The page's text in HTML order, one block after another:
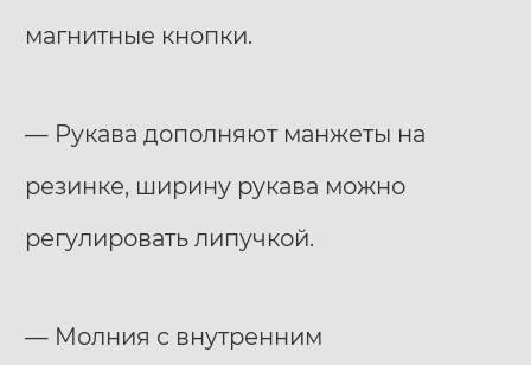
магнитные кнопки.
— Рукава дополняют манжеты на
резинке, ширину рукава можно
регулировать липучкой.
— Молния с внутренним